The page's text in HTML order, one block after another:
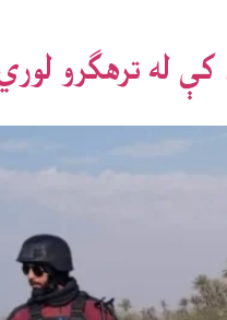
کې له ترهګرو